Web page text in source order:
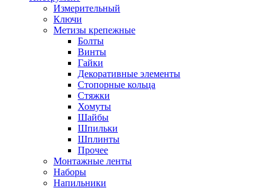
Измерительный
Ключи
Метизы крепежные
Болты
Винты
Гайки
Декоративные элементы
Стопорные кольца
Стяжки
Хомуты
Шайбы
Шпильки
Шплинты
Прочее
Монтажные ленты
Наборы
Напильники